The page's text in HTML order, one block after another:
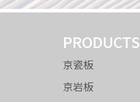
PRODUCTS
京瓷板
京岩板